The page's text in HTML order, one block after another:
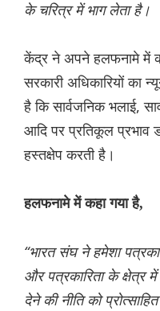
के चरित्र में भाग लेता है।
केंद्र ने अपने हलफनामे में
सरकारी अधिकारियों का
है कि सार्वजनिक भलाई,
आदि पर प्रतिकूल प्रभाव
हस्तक्षेप करती है।
हलफनामे में कहा गया है,
“भारत संघ ने हमेशा
और पत्रकारिता के क्षेत्र
देने की नीति को